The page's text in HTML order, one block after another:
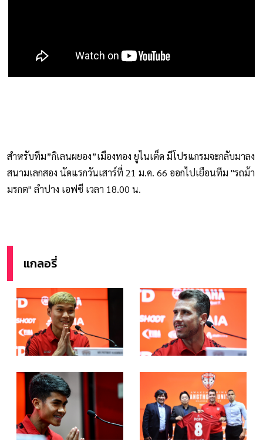
สำหรับทีม”กิเลนผยอง”เมืองทอง ยูไนเต็ด มีโปรแกรมจะกลับมาลง
สนามเลกสอง นัดแรกวันเสาร์ที่ 21 ม.ค. 66 ออกไปเยือนทีม "รถม้า
มรกต" ลำปาง เอฟซี เวลา 18.00 น.
แกลอรี่